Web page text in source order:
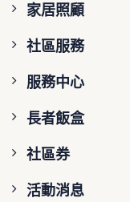
家居照顧
社區服務
服務中心
長者飯盒
社區券
活動消息